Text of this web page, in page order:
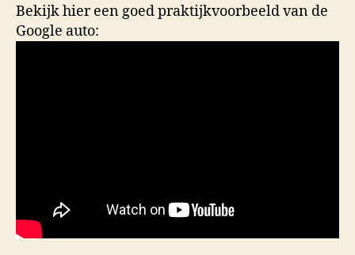
Bekijk hier een goed praktijkvoorbeeld van de
Google auto: